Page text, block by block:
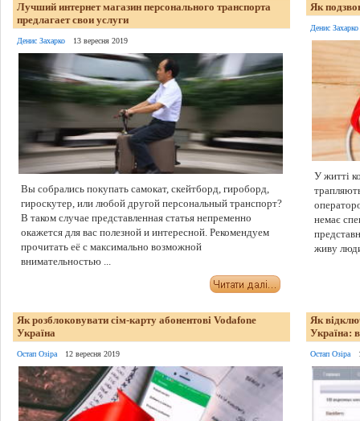
Лучший интернет магазин персонального транспорта
предлагает свои услуги
Денис Захарко 13 вересня 2019
Вы собрались покупать самокат, скейтборд, гироборд,
гироскутер, или любой другой персональный транспорт?
В таком случае представленная статья непременно
окажется для вас полезной и интересной. Рекомендуем
прочитать её с максимально возможной
внимательностью ...
Як
Денис Захарко
У житті
немає
живу
Як розблоковувати сім-карту абонентові Vodafone
Україна
Остап Озіра 12 вересня 2019
Як
Україна:
Остап Озіра